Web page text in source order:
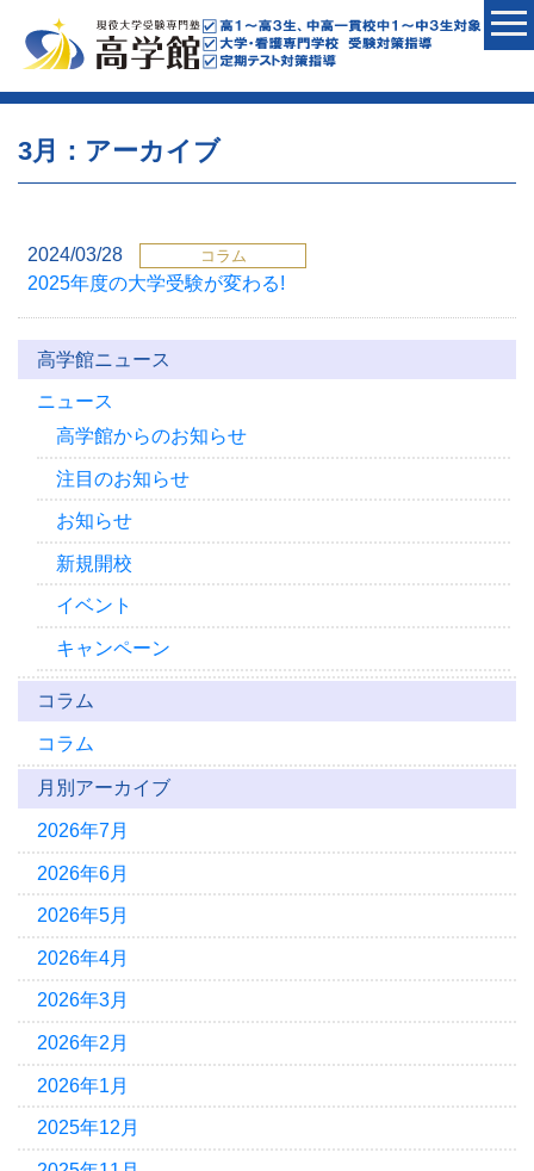
3月：アーカイブ
2024/03/28 コラム
2025年度の大学受験が変わる!
高学館ニュース
ニュース
高学館からのお知らせ
注目のお知らせ
お知らせ
新規開校
イベント
キャンペーン
コラム
コラム
月別アーカイブ
2026年7月
2026年6月
2026年5月
2026年4月
2026年3月
2026年2月
2026年1月
2025年12月